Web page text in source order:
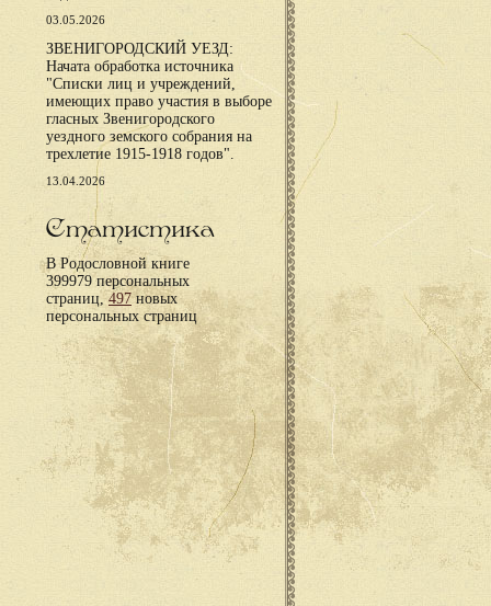
03.05.2026
ЗВЕНИГОРОДСКИЙ УЕЗД:
Начата обработка источника
"Списки лиц и учреждений,
имеющих право участия в выборе
гласных Звенигородского
уездного земского собрания на
трехлетие 1915-1918 годов".
13.04.2026
Статистика
В Родословной книге
399979 персональных
страниц,497новых
персональных страниц